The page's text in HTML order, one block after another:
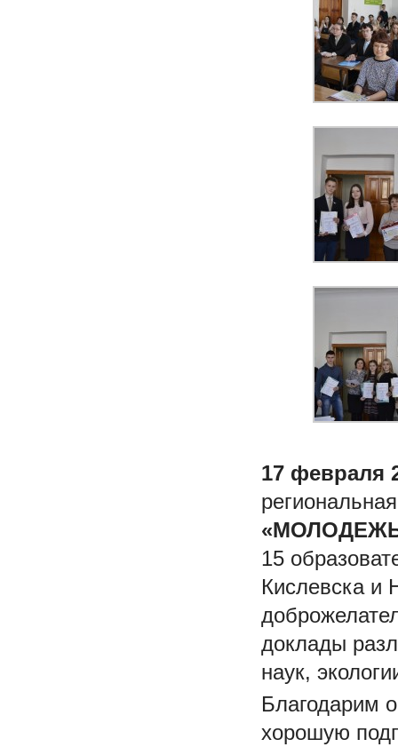
17 февраля
15
Кислевска и
доклады
наук,
Благодарим
хорошую